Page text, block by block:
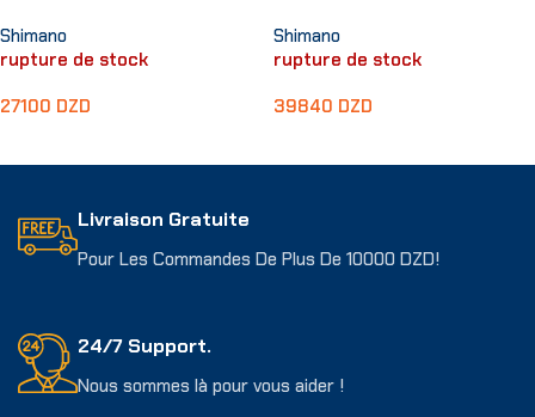
Shimano
rupture de stock
27100 DZD
Shimano
rupture de stock
39840 DZD
Livraison Gratuite
Pour Les Commandes De Plus De 10000 DZD!
24/7 Support.
Nous sommes là pour vous aider !